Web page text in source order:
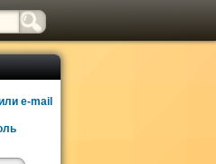
e-mail